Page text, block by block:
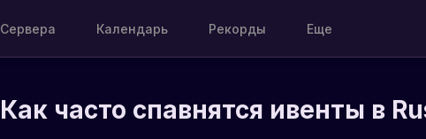
Сервера Календарь Рекорды Еще
Как часто спавнятся ивенты в